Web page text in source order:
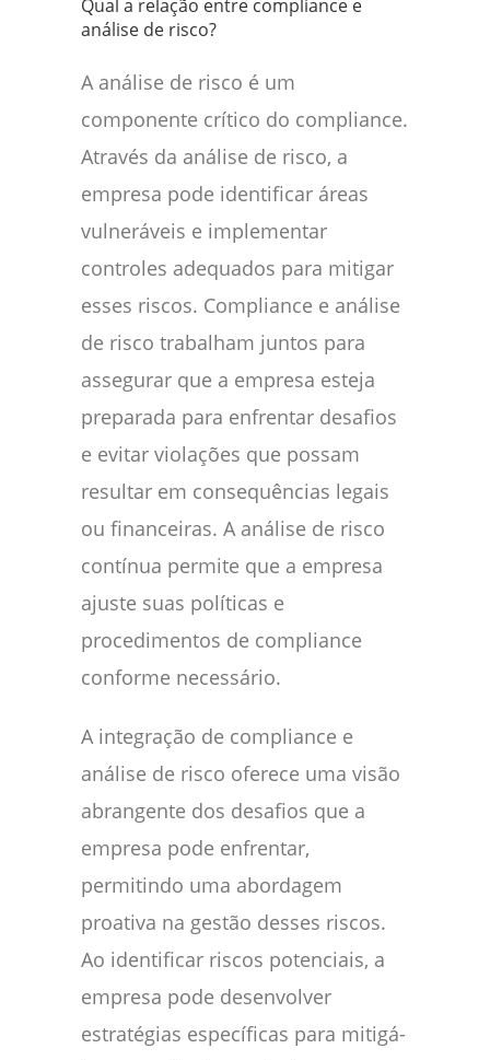
Qual a relação entre compliance e
análise de risco?
A análise de risco é um
componente crítico do compliance.
Através da análise de risco, a
empresa pode identificar áreas
vulneráveis e implementar
controles adequados para mitigar
esses riscos. Compliance e análise
de risco trabalham juntos para
assegurar que a empresa esteja
preparada para enfrentar desafios
e evitar violações que possam
resultar em consequências legais
ou financeiras. A análise de risco
contínua permite que a empresa
ajuste suas políticas e
procedimentos de compliance
conforme necessário.
A integração de compliance e
análise de risco oferece uma visão
abrangente dos desafios que a
empresa pode enfrentar,
permitindo uma abordagem
proativa na gestão desses riscos.
Ao identificar riscos potenciais, a
empresa pode desenvolver
estratégias específicas para mitigá-